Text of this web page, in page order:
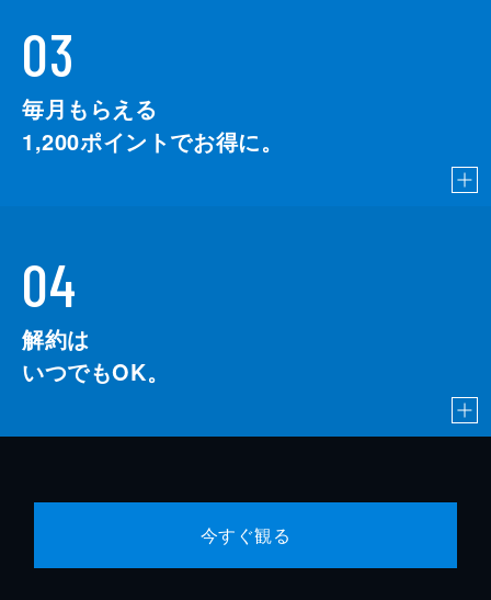
03
毎月もらえる
1,200ポイントでお得に。
04
解約は
いつでもOK。
今すぐ観る